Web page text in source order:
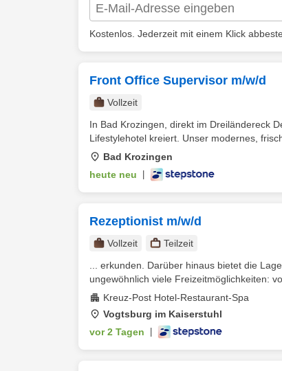
Kostenlos. Jederzeit mit einem Klick
Front Office Supervisor m/w/d
Vollzeit
In Bad Krozingen, direkt im Dreiländereck
Lifestylehotel kreiert. Unser modernes,
Bad Krozingen
heute neu
Rezeptionist m/w/d
Vollzeit
Teilzeit
... erkunden. Darüber hinaus bietet die
ungewöhnlich viele Freizeitmöglichkeiten:
Kreuz-Post Hotel-Restaurant-Spa
Vogtsburg im Kaiserstuhl
vor 2 Tagen